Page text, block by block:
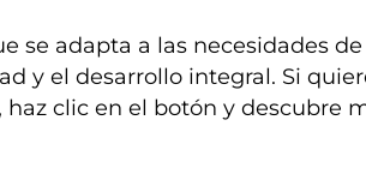
se adapta a las necesidades
y el desarrollo integral. Si
clic en el botón y descubre